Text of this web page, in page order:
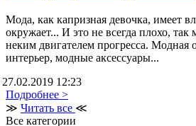
Мода, как капризная девочка, имеет
окружает... И это не всегда плохо,
неким двигателем прогресса. Модная
интерьер, модные аксессуары...
27.02.2019 12:23
Подробнее >
≫ Читать все ≪
Все категории